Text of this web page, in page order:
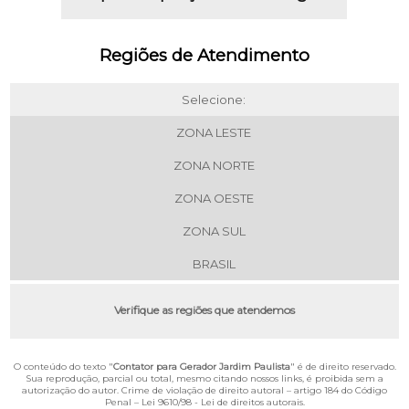
Regiões de Atendimento
Selecione:
ZONA LESTE
ZONA NORTE
ZONA OESTE
ZONA SUL
BRASIL
Verifique as regiões que atendemos
O conteúdo do texto "Contator para Gerador Jardim Paulista" é de direito reservado.
Sua reprodução, parcial ou total, mesmo citando nossos links, é proibida sem a
autorização do autor. Crime de violação de direito autoral – artigo 184 do Código
Penal – Lei 9610/98 - Lei de direitos autorais.